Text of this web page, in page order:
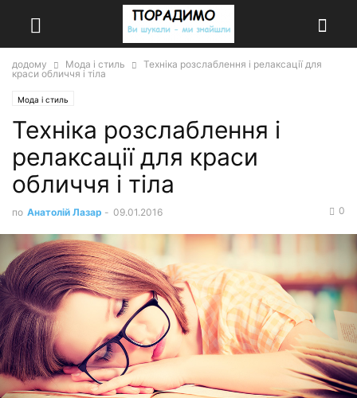
додому Мода і стиль
Техніка розслаблення і релаксації для
краси обличчя і тіла
Мода і стиль
Техніка розслаблення і
релаксації для краси
обличчя і тіла
по Анатолій Лазар - 09.01.2016 0